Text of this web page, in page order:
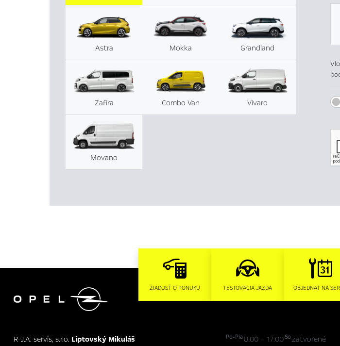
Astra Mokka Grandland
Zafira Combo Van Vivaro
Movano
 ŽIADOSŤ O PONUKU TESTOVACIA JAZDA OBJEDNAŤ NA
R-J.A. servis, s.r.o. Liptovský Mikuláš Po-Pia8:00 – 17:00Sozatvorené